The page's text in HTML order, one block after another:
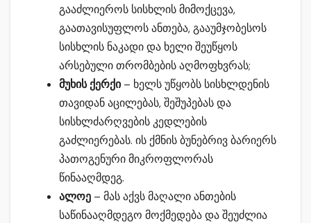
გააძლიეროს სისხლის მიმოქცევა,
გაათავისუფლოს ანთება, გააუმჯობესოს
სისხლის ნაკადი და ხელი შეუწყოს
არსებული თრომბების აღმოფხვრას;
მუხის ქერქი– ხელს უწყობს სისხლდენის
თავიდან აცილებას, შეშუპებას და
სისხლძარღვების კედლების
გაძლიერებას. ის ქმნის ბუნებრივ ბარიერს
პათოგენური მიკროფლორას
წინააღმდეგ.
ალოე – მას აქვს მაღალი ანთების
საწინააღმდეგო მოქმედება და შეუძლია